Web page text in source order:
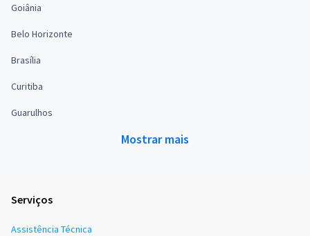
Goiânia
Belo Horizonte
Brasília
Curitiba
Guarulhos
Mostrar mais
Serviços
Assistência Técnica